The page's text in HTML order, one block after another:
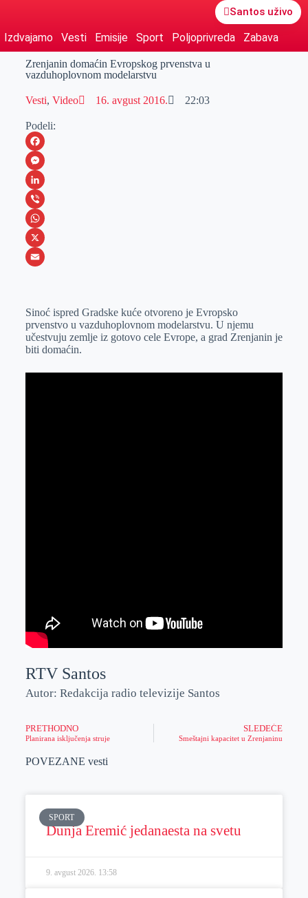
Santos uživo
Izdvajamo Vesti Emisije Sport Poljoprivreda Zabava
Zrenjanin domaćin Evropskog prvenstva u
vazduhoplovnom modelarstvu
Vesti, Video 16. avgust 2016. 22:03
Podeli:
F
a
c
e
b
o
M
e
s
s
e
e
r
L
i
n
k
I
n
V
i
b
W
h
s
A
p
p
X
a
i
l
Sinoć ispred Gradske kuće otvoreno je Evropsko
prvenstvo u vazduhoplovnom modelarstvu. U njemu
učestvuju zemlje iz gotovo cele Evrope, a grad Zrenjanin je
biti domaćin.
RTV Santos
Autor: Redakcija radio televizije Santos
PRETHODNO
Planirana isključenja struje
SLEDEĆE
Smeštajni kapacitet u Zrenjaninu
POVEZANE vesti
SPORT
Dunja Eremić jedanaesta na svetu
9. avgust 2026. 13:58